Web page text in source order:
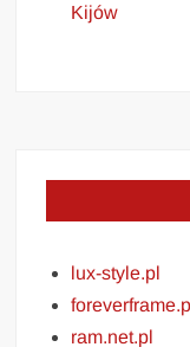
Kijów
lux-style.pl
ram.net.pl